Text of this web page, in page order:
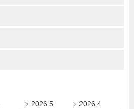
2026.5
2026.4